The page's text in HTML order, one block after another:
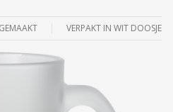
VERPAKT IN WIT DOOSJE